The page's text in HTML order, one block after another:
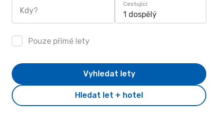
Kdy?
Cestující
1 dospělý
Pouze přímé lety
Hledat let + hotel
Vyhledat lety